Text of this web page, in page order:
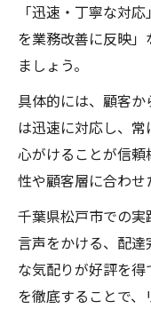
「迅速・丁寧な対
を業務改善に反映
ましょう。
具体的には、顧客
は迅速に対応し、
心がけることが信
性や顧客層に合わせ
千葉県松戸市での
言声をかける、配
な気配りが好評を
を徹底することで